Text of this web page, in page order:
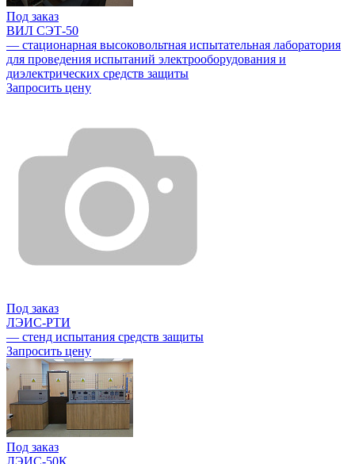
Под заказ
ВИЛ СЭТ-50
— стационарная высоковольтная испытательная лаборатория
для проведения испытаний электрооборудования и
диэлектрических средств защиты
Запросить цену
Под заказ
ЛЭИС-РТИ
— стенд испытания средств защиты
Запросить цену
Под заказ